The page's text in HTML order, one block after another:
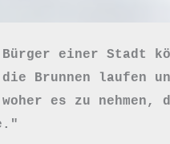
einer Stadt
die Brunnen laufen
es zu